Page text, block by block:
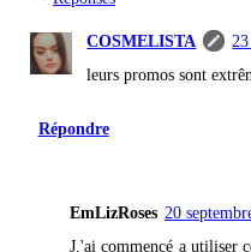
COSMELISTA
leurs promos sont
Répondre
EmLizRoses 20
J,'ai commencé a utiliser